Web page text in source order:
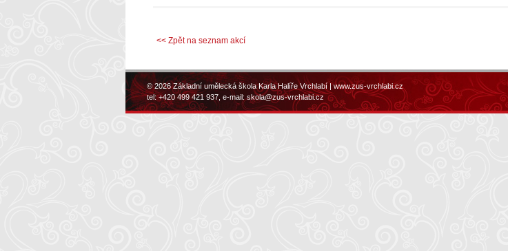
<< Zpět na seznam akcí
© 2026 Základní umělecká škola Karla Halíře Vrchlabí |www.zus-vrchlabi.cz
tel: +420 499 421 937, e-mail:skola@zus-vrchlabi.cz